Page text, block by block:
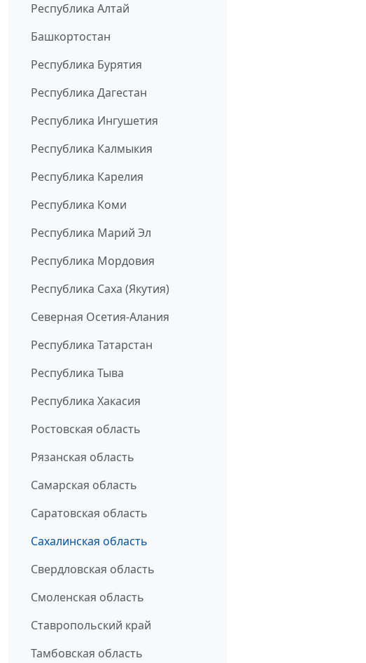
Республика Алтай
Башкортостан
Республика Бурятия
Республика Дагестан
Республика Ингушетия
Республика Калмыкия
Республика Карелия
Республика Коми
Республика Марий Эл
Республика Мордовия
Республика Саха (Якутия)
Северная Осетия-Алания
Республика Татарстан
Республика Тыва
Республика Хакасия
Ростовская область
Рязанская область
Самарская область
Саратовская область
Сахалинская область
Свердловская область
Смоленская область
Ставропольский край
Тамбовская область